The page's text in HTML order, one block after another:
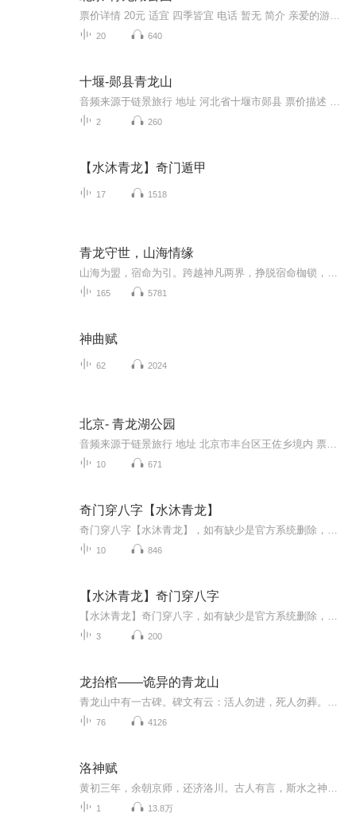
20 640
十堰-郧县青龙山
2 260
【水沐青龙】奇门遁甲
17 1518
青龙守世，山海情缘
165 5781
神曲赋
62 2024
北京- 青龙湖公园
10 671
奇门穿八字【水沐青龙】
10 846
【水沐青龙】奇门穿八字
3 200
龙抬棺——诡异的青龙山
76 4126
洛神赋
1 13.8万